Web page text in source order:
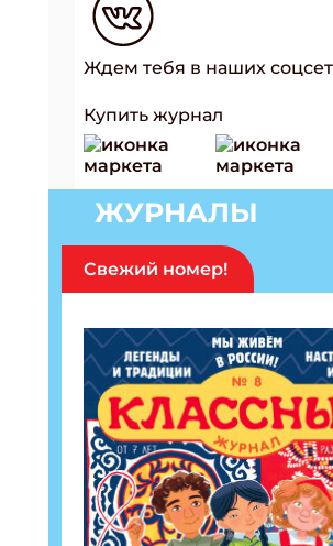
Ждем тебя в наших
Купить журнал
ЖУРНАЛЫ
Свежий номер!